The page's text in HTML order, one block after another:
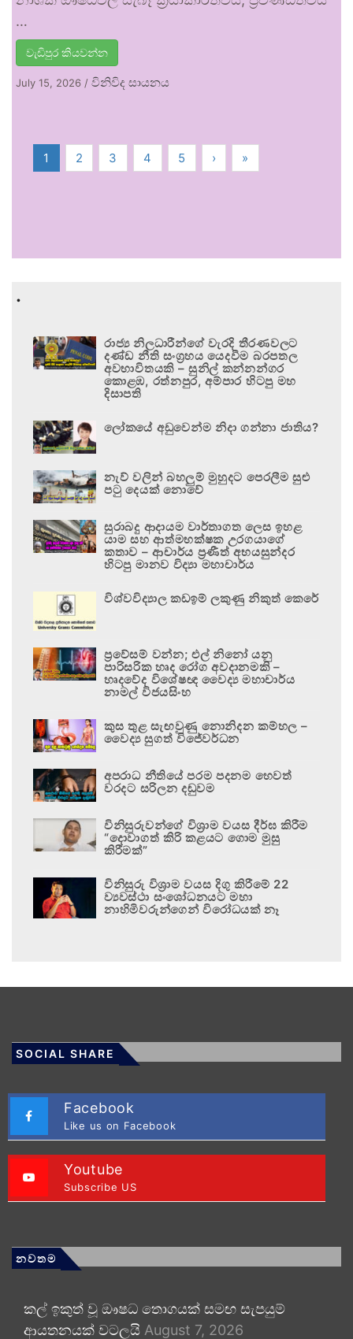
…
වැඩිපුර කියවන්න
July 15, 2026 / විනිවිද සායනය
1 2 3 4 5 › »
.
රාජ්‍ය නිලධාරීන්ගේ වැරදි තීරණවලට
දණ්ඩ නීති සංග්‍රහය යෙදවීම බරපතල
අවභාවිතයකි – සුනිල් කන්නන්ගර
කොළඹ, රත්නපුර, අම්පාර හිටපු මහ
දිසාපති
ලෝකයේ අඩුවෙන්ම නිදා ගන්නා ජාතිය?
නැව් වලින් බහලුම් මුහුදට පෙරලීම සුළු
පටු දෙයක් නොවේ
සුරාබදු ආදායම වාර්තාගත ලෙස ඉහළ
යාම සහ ආත්මභක්ෂක උරගයාගේ
කතාව – ආචාර්ය ප්‍රණීත් අභයසුන්දර
හිටපු මානව විද්‍යා මහාචාර්ය
විශ්වවිද්‍යාල කඩඉම් ලකුණු නිකුත් කෙරේ
ප්‍රවේසම් වන්න; එල් නිනෝ යනු
පාරිසරික හෘද රෝග අවදානමකි –
හෘදවේද විශේෂඥ වෛද්‍ය මහාචාර්ය
නාමල් විජයසිංහ
කුස තුළ සැඟවුණු නොනිදන කම්හල –
වෛද්‍ය සුගත් විජේවර්ධන
අපරාධ නීතියේ පරම පදනම හෙවත්
වරදට සරිලන දඬුවම
විනිසුරුවන්ගේ විශ්‍රාම වයස දීර්ඝ කිරීම
“දොවාගත් කිරි කළයට ගොම මුසු
කිරීමක්”
විනිසුරු විශ්‍රාම වයස දිගු කිරීමේ 22
ව්‍යවස්ථා සංශෝධනයට මහා
නාහිමිවරුන්ගෙන් විරෝධයක් නෑ
SOCIAL SHARE
Facebook
Like us on Facebook
Youtube
Subscribe US
නවතම
කල් ඉකුත් වූ ඖෂධ තොගයක් සමඟ සැපයුම්
ආයතනයක් වටලයි August 7, 2026